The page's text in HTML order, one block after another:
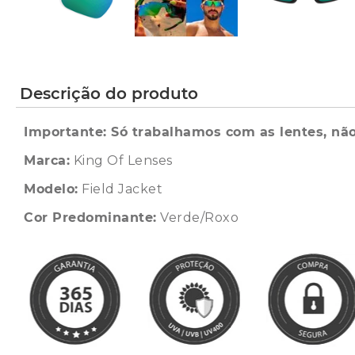
Descrição do produto
Importante: Só trabalhamos com as lentes,
Marca: King Of Lenses
Modelo: Field Jacket
Cor Predominante: Verde/Roxo